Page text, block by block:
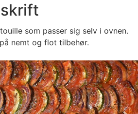
som passer sig selv i ovnen.
nemt og flot tilbehør.